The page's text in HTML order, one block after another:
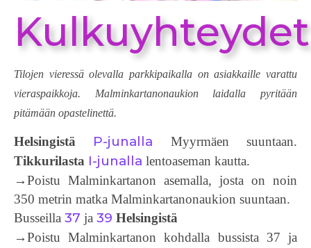
Kulkuyhteydet
Tilojen vieressä olevalla parkkipaikalla on asiakkaille varattu
vieraspaikkoja. Malminkartanonaukion laidalla pyritään
pitämään opastelinettä.
Helsingistä P-junalla Myyrmäen suuntaan.
Tikkurilasta I-junalla lentoaseman kautta.
→Poistu Malminkartanon asemalla, josta on noin
350 metrin matka Malminkartanonaukion suuntaan.
Busseilla 37 ja 39 Helsingistä
→Poistu Malminkartanon kohdalla bussista 37 ja